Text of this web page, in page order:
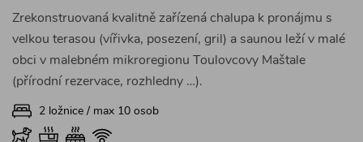
Zrekonstruovaná kvalitně zařízená chalupa k pronájmu s
velkou terasou (vířivka, posezení, gril) a saunou leží v malé
obci v malebném mikroregionu Toulovcovy Maštale
(přírodní rezervace, rozhledny …).
2 ložnice / max 10 osob